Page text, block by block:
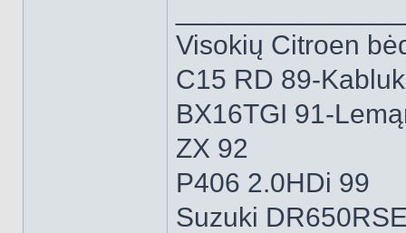
Visokių Citroen
C15 RD 89-
BX16TGI 91-
ZX 92
P406 2.0HDi 99
Suzuki